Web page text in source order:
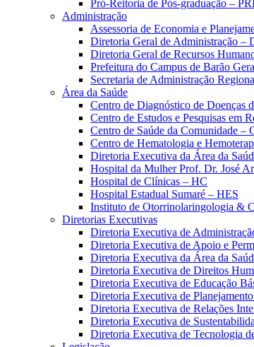
Pró-Reitoria de Pós-graduação –
Administração
Assessoria de Economia e
Diretoria Geral de Administração –
Diretoria Geral de Recursos
Prefeitura do Campus de Barão
Secretaria de Administração
Área da Saúde
Centro de Diagnóstico de Doenças
Centro de Estudos e Pesquisas em
Centro de Saúde da Comunidade –
Centro de Hematologia e
Diretoria Executiva da Área da
Hospital da Mulher Prof. Dr. José
Hospital de Clínicas – HC
Hospital Estadual Sumaré – HES
Instituto de Otorrinolaringologia &
Diretorias Executivas
Diretoria Executiva de
Diretoria Executiva de Apoio e
Diretoria Executiva da Área da
Diretoria Executiva de Direitos
Diretoria Executiva de Educação
Diretoria Executiva de
Diretoria Executiva de Relações
Diretoria Executiva de
Diretoria Executiva de Tecnologia